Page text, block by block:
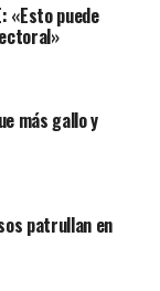
«Esto puede
más gallo y
patrullan en